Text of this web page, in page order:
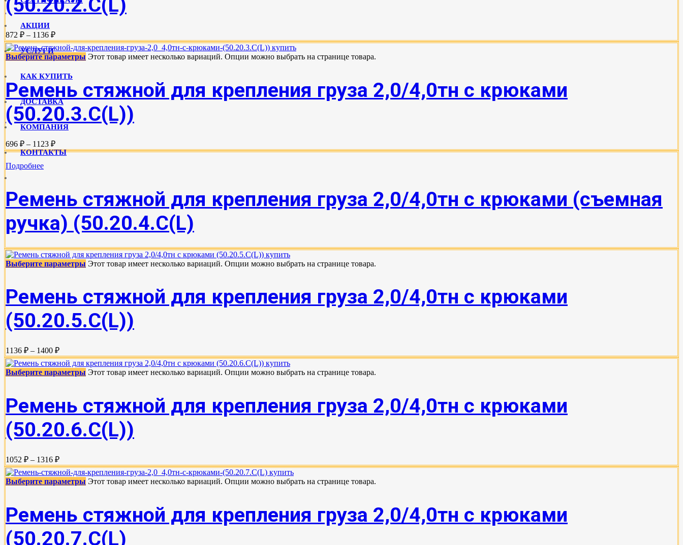
АКЦИИ
УСЛУГИ
КАК КУПИТЬ
ДОСТАВКА
КОМПАНИЯ
КОНТАКТЫ
(50.20.2.C(L)
872 ₽ – 1136 ₽
Выберите параметры Этот товар имеет несколько вариаций. Опции можно выбрать на странице товара.
Ремень стяжной для крепления груза 2,0/4,0тн с крюками
(50.20.3.C(L))
696 ₽ – 1123 ₽
Подробнее
Ремень стяжной для крепления груза 2,0/4,0тн с крюками (съемная
ручка) (50.20.4.С(L)
Выберите параметры Этот товар имеет несколько вариаций. Опции можно выбрать на странице товара.
Ремень стяжной для крепления груза 2,0/4,0тн с крюками
(50.20.5.C(L))
1136 ₽ – 1400 ₽
Выберите параметры Этот товар имеет несколько вариаций. Опции можно выбрать на странице товара.
Ремень стяжной для крепления груза 2,0/4,0тн с крюками
(50.20.6.C(L))
1052 ₽ – 1316 ₽
Выберите параметры Этот товар имеет несколько вариаций. Опции можно выбрать на странице товара.
Ремень стяжной для крепления груза 2,0/4,0тн с крюками
(50.20.7.C(L)